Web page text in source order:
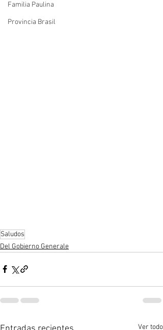
Familia Paulina
Provincia Brasil
Saludos
Del Gobierno Generale
Ver todo